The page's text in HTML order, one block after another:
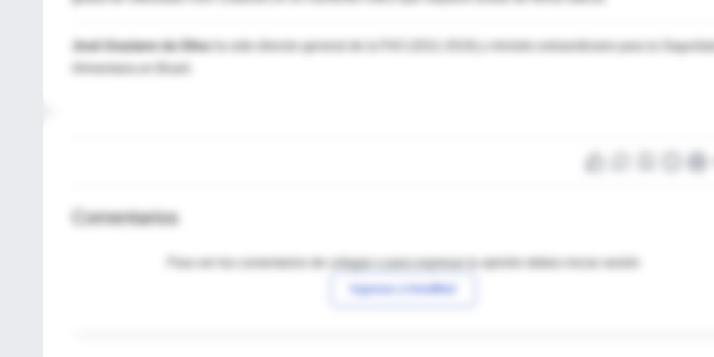
José Graziano da Silva
ha sido director general de la FAO (2011-2019) y ministro extraordinario para la
Comentarios
Para ver los comentarios de colegas o para expresar tu opinión debes iniciar sesión
Ingresar a IntraMed